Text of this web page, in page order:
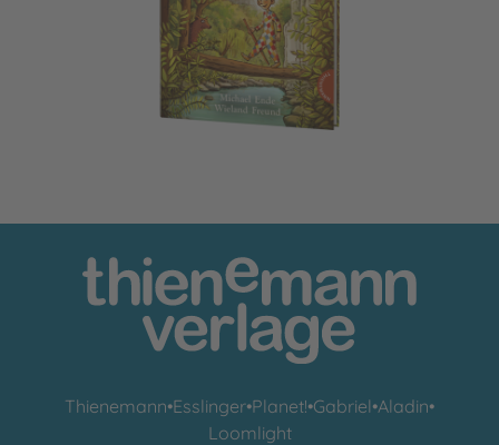
Thienemann•Esslinger•Planet!•Gabriel•Aladin•
Loomlight